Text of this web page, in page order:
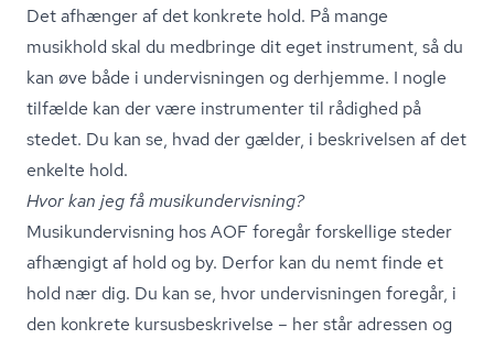
Det afhænger af det konkrete hold. På mange
musikhold skal du medbringe dit eget instrument, så du
kan øve både i undervisningen og derhjemme. I nogle
tilfælde kan der være instrumenter til rådighed på
stedet. Du kan se, hvad der gælder, i beskrivelsen af det
enkelte hold.
Hvor kan jeg få mu­si­kun­der­vis­ning?
Mu­si­kun­der­vis­ning hos AOF foregår forskellige steder
afhængigt af hold og by. Derfor kan du nemt finde et
hold nær dig. Du kan se, hvor undervisningen foregår, i
den konkrete kur­sus­be­skri­vel­se – her står adressen og